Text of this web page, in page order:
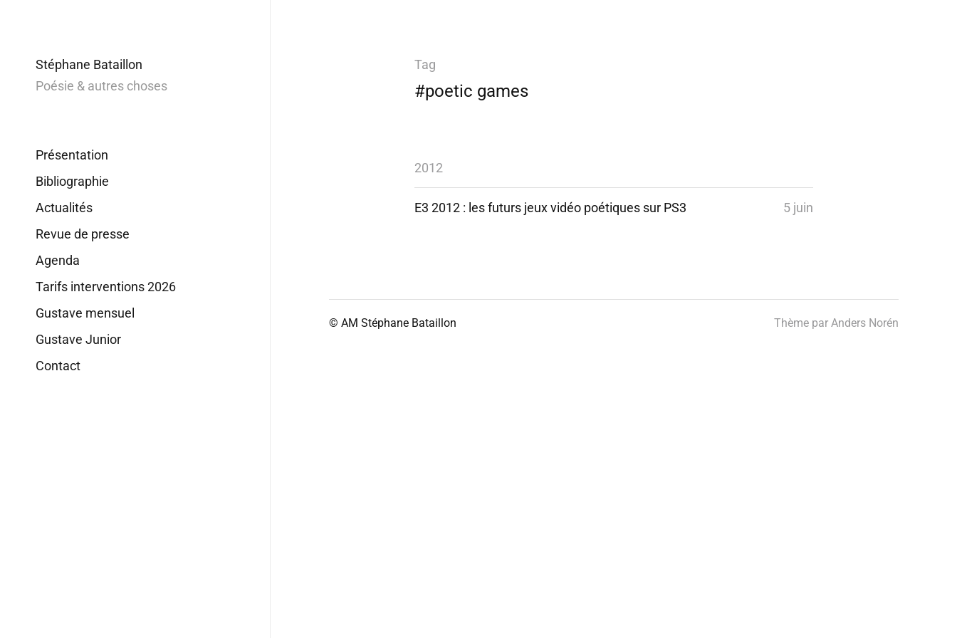
Stéphane Bataillon
Poésie & autres choses
Présentation
Bibliographie
Actualités
Revue de presse
Agenda
Tarifs interventions 2026
Gustave mensuel
Gustave Junior
Contact
Tag
#poetic games
2012
E3 2012 : les futurs jeux vidéo poétiques sur PS3 5 juin
© AM Stéphane Bataillon Thème par Anders Norén